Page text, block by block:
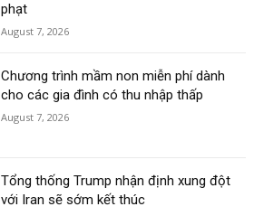
phạt
August 7, 2026
Chương trình mầm non miễn phí dành
cho các gia đình có thu nhập thấp
August 7, 2026
Tổng thống Trump nhận định xung đột
với Iran sẽ sớm kết thúc